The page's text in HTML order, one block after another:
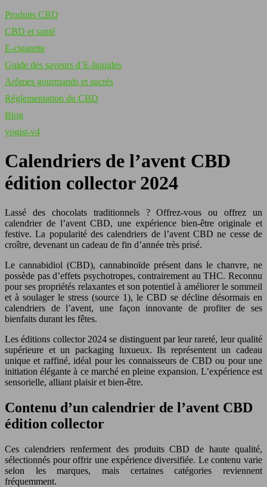
Produits CBD
CBD et santé
E-cigarette
Guide des saveurs d’E-liquides
Arômes gourmands et sucrés
Réglementation du CBD
Blog
yogist-v4
Calendriers de l’avent CBD
édition collector 2024
Lassé des chocolats traditionnels ? Offrez-vous ou offrez un
calendrier de l’avent CBD, une expérience bien-être originale et
festive. La popularité des calendriers de l’avent CBD ne cesse de
croître, devenant un cadeau de fin d’année très prisé.
Le cannabidiol (CBD), cannabinoïde présent dans le chanvre, ne
possède pas d’effets psychotropes, contrairement au THC. Reconnu
pour ses propriétés relaxantes et son potentiel à améliorer le sommeil
et à soulager le stress (source 1), le CBD se décline désormais en
calendriers de l’avent, une façon innovante de profiter de ses
bienfaits durant les fêtes.
Les éditions collector 2024 se distinguent par leur rareté, leur qualité
supérieure et un packaging luxueux. Ils représentent un cadeau
unique et raffiné, idéal pour les connaisseurs de CBD ou pour une
initiation élégante à ce marché en pleine expansion. L’expérience est
sensorielle, alliant plaisir et bien-être.
Contenu d’un calendrier de l’avent CBD
édition collector
Ces calendriers renferment des produits CBD de haute qualité,
sélectionnés pour offrir une expérience diversifiée. Le contenu varie
selon les marques, mais certaines catégories reviennent
fréquemment.